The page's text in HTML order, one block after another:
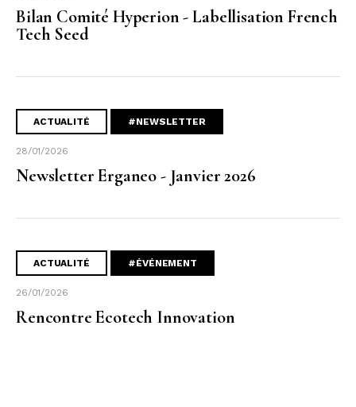
Bilan Comité Hyperion - Labellisation French
Tech Seed
ACTUALITÉ #NEWSLETTER
28/01/2026
Newsletter Erganeo - Janvier 2026
ACTUALITÉ #ÉVÉNEMENT
26/01/2026
Rencontre Ecotech Innovation